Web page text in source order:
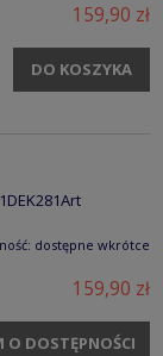
159,90 zł
DO KOSZYKA
dostępne wkrótce
159,90 zł
DOSTĘPNOŚCI